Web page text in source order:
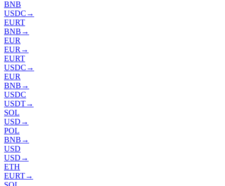
BNB
USDC →
EURT
BNB →
EUR
EUR →
EURT
USDC →
EUR
BNB →
USDC
USDT→
SOL
USD →
POL
BNB →
USD
USD →
ETH
EURT→